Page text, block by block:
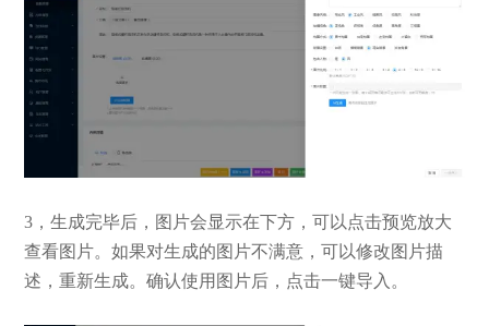
3，生成完毕后，图片会显示在下方，可以点击预览放大
查看图片。如果对生成的图片不满意，可以修改图片描
述，重新生成。确认使用图片后，点击一键导入。